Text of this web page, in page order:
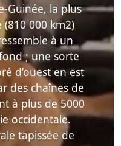
Guinée, la plus
000 km2)
à un
; une sorte
d’ouest en est
des chaînes de
à plus de 5000
occidentale.
tapissée de